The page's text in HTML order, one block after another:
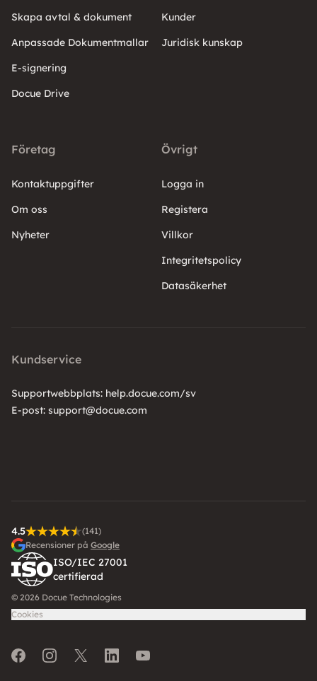
Skapa avtal & dokument
Anpassade Dokumentmallar
E-signering
Docue Drive
Kunder
Juridisk kunskap
Företag
Kontaktuppgifter
Om oss
Nyheter
Övrigt
Logga in
Registera
Villkor
Integritetspolicy
Datasäkerhet
Kundservice
Supportwebbplats: help.docue.com/sv
E-post: support@docue.com
4.5
(141)
Recensioner på Google
ISO/IEC 27001
certifierad
© 2026 Docue Technologies
Cookies
FacebookInstagramTwitterLinkedInYoutube